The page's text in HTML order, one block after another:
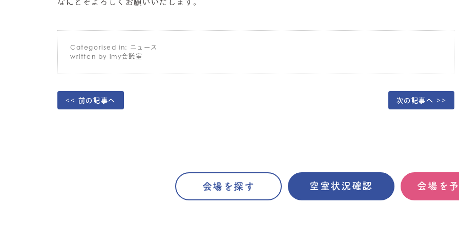
Categorised in: ニュース
written by imy会議室
<< 前の記事へ 次の記事へ >>
会場を探す 空室状況確認 会場を